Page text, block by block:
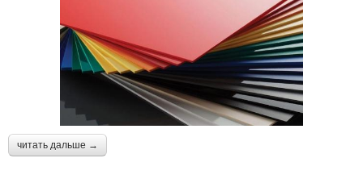
читать дальше →